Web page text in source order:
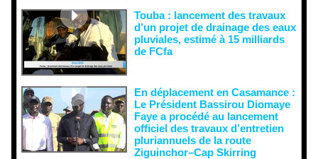
Touba : lancement des travaux
d’un projet de drainage des eaux
pluviales, estimé à 15 milliards
de FCfa ‎
En déplacement en Casamance :
Le Président Bassirou Diomaye
Faye a procédé au lancement
officiel des travaux d’entretien
pluriannuels de la route
Ziguinchor–Cap Skirring